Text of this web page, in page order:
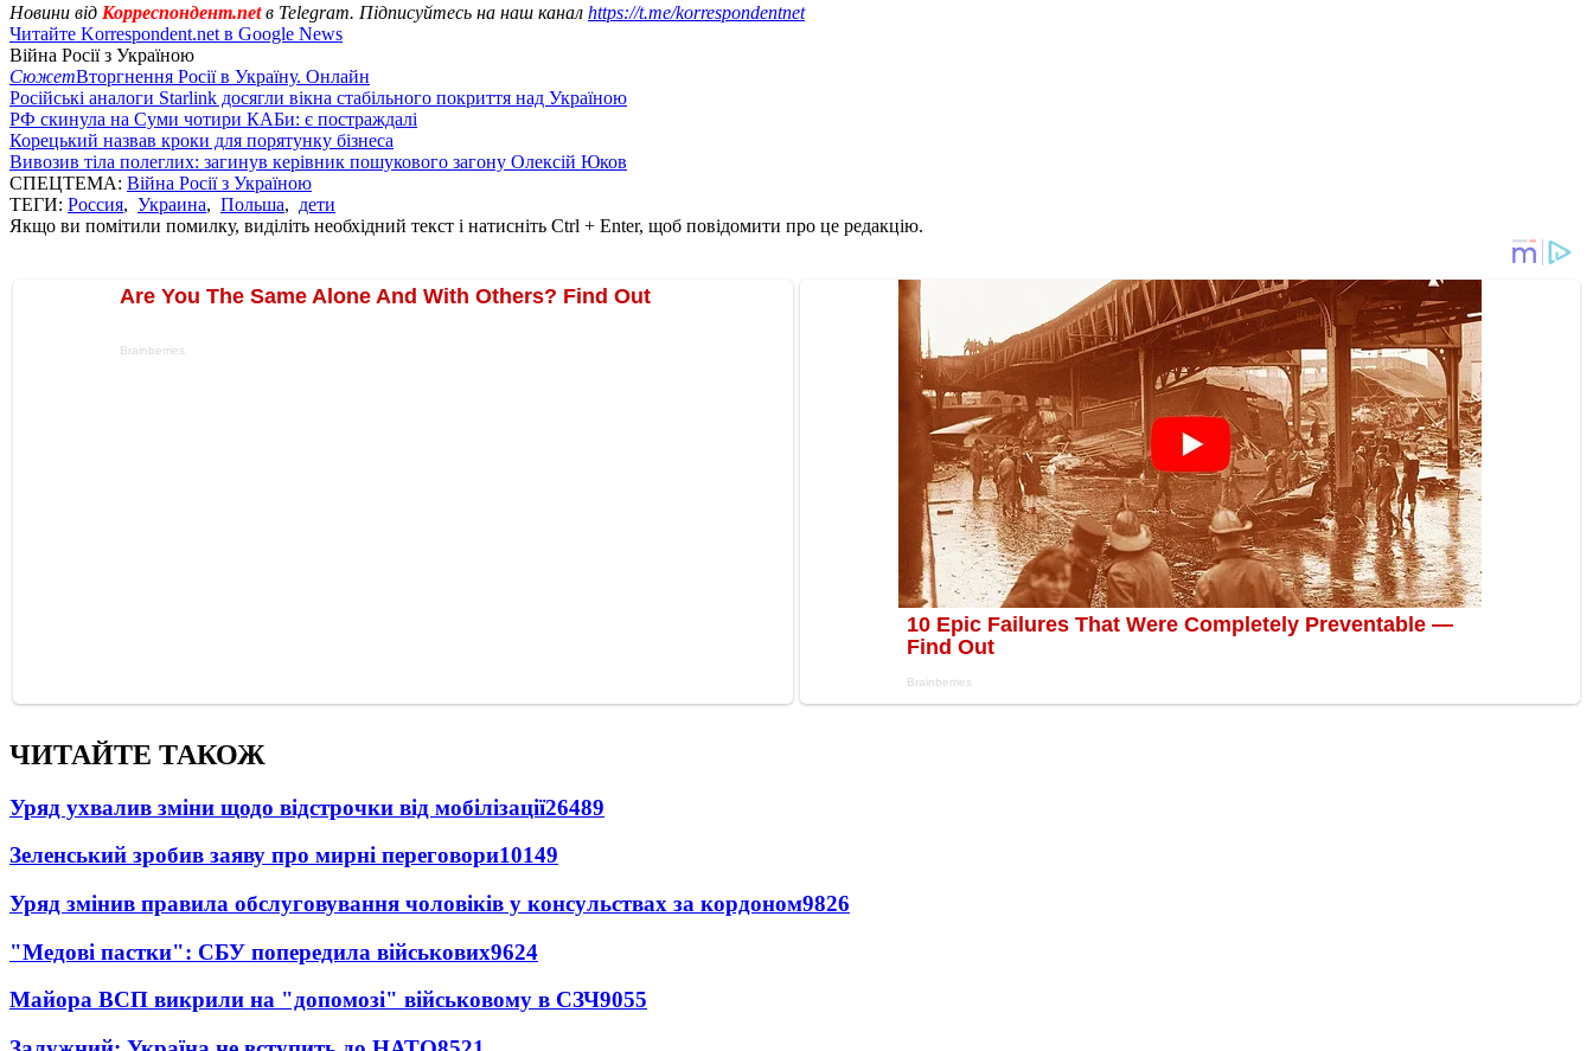
Новини від Корреспондент.netв Telegram. Підписуйтесь на наш канал https://t.me/korrespondentnet
Читайте Korrespondent.net в Google News
Війна Росії з Україною
СюжетВторгнення Росії в Україну. Онлайн
Російські аналоги Starlink досягли вікна стабільного покриття над Україною
РФ скинула на Суми чотири КАБи: є постраждалі
Корецький назвав кроки для порятунку бізнеса
Вивозив тіла полеглих: загинув керівник пошукового загону Олексій Юков
СПЕЦТЕМА: Війна Росії з Україною
ТЕГИ: Россия, Украина, Польша, дети
Якщо ви помітили помилку, виділіть необхідний текст і натисніть Ctrl + Enter, щоб повідомити про це редакцію.
ЧИТАЙТЕ ТАКОЖ
Уряд ухвалив зміни щодо відстрочки від мобілізації26489
Зеленський зробив заяву про мирні переговори10149
Уряд змінив правила обслуговування чоловіків у консульствах за кордоном9826
"Медові пастки": СБУ попередила військових9624
Майора ВСП викрили на "допомозі" військовому в СЗЧ9055